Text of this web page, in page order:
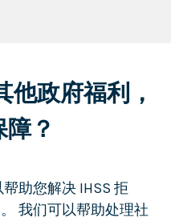
他政府福利，
？
助您解决 IHSS 拒
我们可以帮助处理社